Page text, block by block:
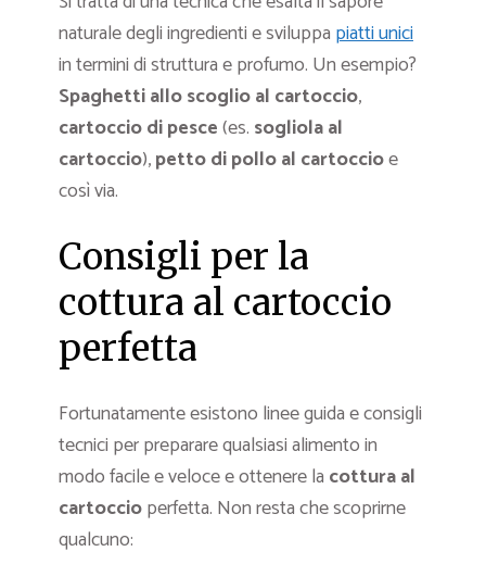
naturale degli ingredienti e sviluppa piatti unici
in termini di struttura e profumo. Un esempio?
Spaghetti allo scoglio al cartoccio,
cartoccio di pesce(es. sogliola al
cartoccio),petto di pollo al cartoccioe
così via.
Consigli per la
cottura al cartoccio
perfetta
Fortunatamente esistono linee guida e consigli
tecnici per preparare qualsiasi alimento in
modo facile e veloce e ottenere la cottura al
cartoccioperfetta. Non resta che scoprirne
qualcuno: